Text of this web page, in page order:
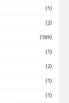
(1)
(2)
(189)
(1)
(2)
(1)
(1)